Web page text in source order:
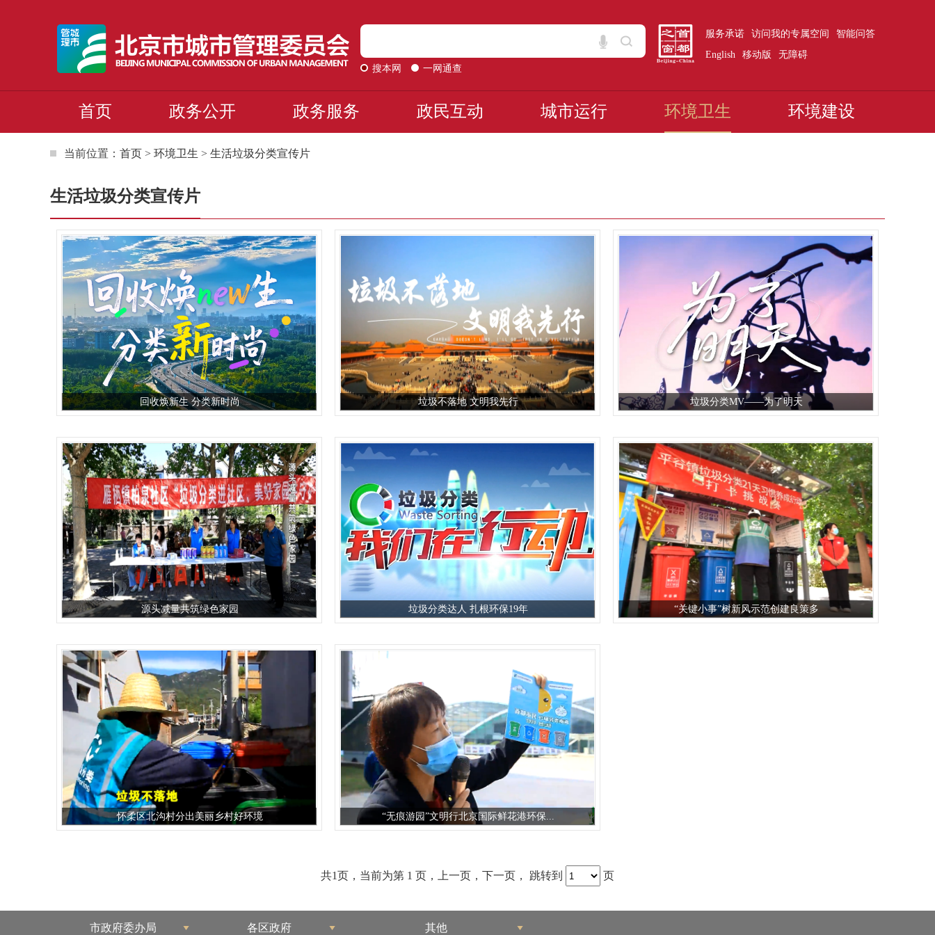
搜本网 一网通查
服务承诺 访问我的专属空间
智能问答
English
移动版 无障碍
首页 政务公开 政务服务 政民互动 城市运行 环境卫生 环境建设
当前位置： 首页 > 环境卫生 > 生活垃圾分类宣传片
生活垃圾分类宣传片
回收焕新生 分类新时尚 垃圾不落地 文明我先行 垃圾分类MV——为了明天
源头减量共筑绿色家园 垃圾分类达人 扎根环保19年 “关键小事”树新风示范创建良策多
怀柔区北沟村分出美丽乡村好环境 “无痕游园”文明行北京国际鲜花港环保...
共1页，当前为第 1 页， 上一页 ， 下一页 ， 跳转到 页
市政府委办局 各区政府 其他